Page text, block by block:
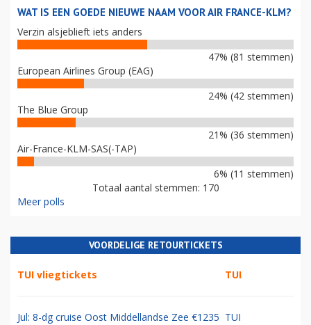
WAT IS EEN GOEDE NIEUWE NAAM VOOR AIR FRANCE-KLM?
Verzin alsjeblieft iets anders
47% (81 stemmen)
European Airlines Group (EAG)
24% (42 stemmen)
The Blue Group
21% (36 stemmen)
Air-France-KLM-SAS(-TAP)
6% (11 stemmen)
Totaal aantal stemmen: 170
Meer polls
VOORDELIGE RETOURTICKETS
TUI vliegtickets TUI
Jul: 8-dg cruise Oost Middellandse Zee €1235 TUI